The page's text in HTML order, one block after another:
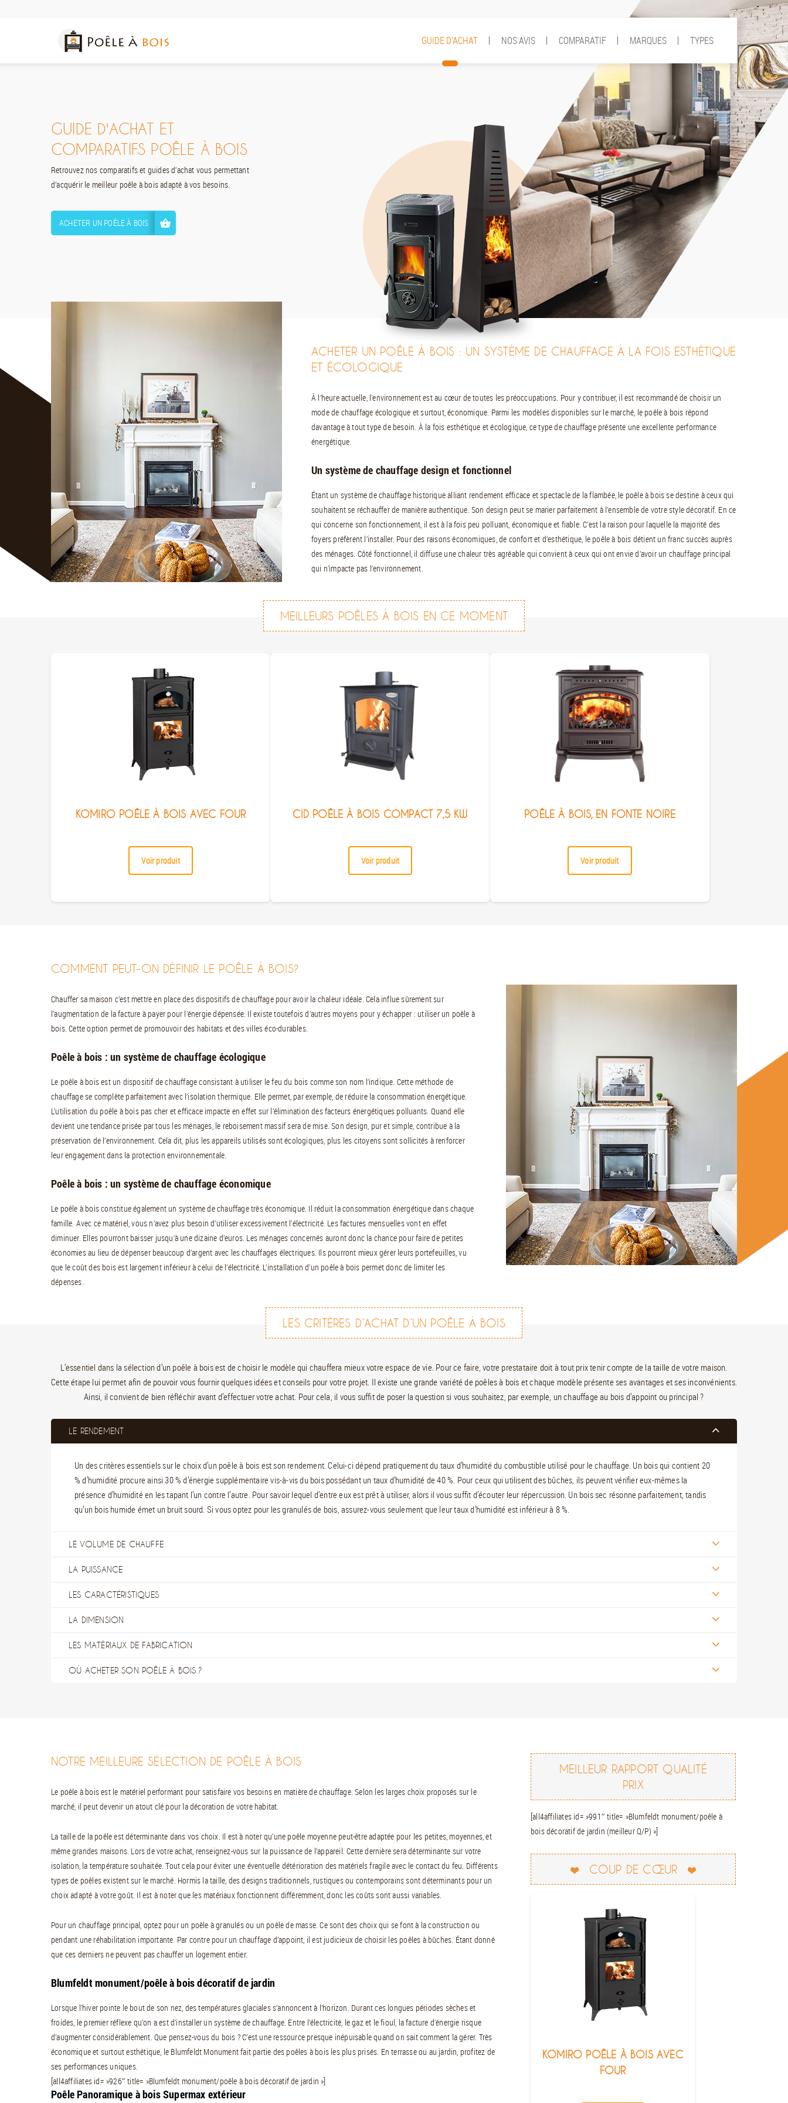
GUIDE D’ACHAT NOS AVIS COMPARATIF MARQUES TYPES
GUIDE D'ACHAT ET
COMPARATIFS POÊLE À BOIS
Retrouvez nos comparatifs et guides d’achat vous permettant
d’acquérir le meilleur poêle à bois adapté à vos besoins.
ACHETER UN POÊLE À BOIS
ACHETER UN POÊLE À BOIS : UN SYSTÈME DE CHAUFFAGE À LA FOIS ESTHÉTIQUE
ET ÉCOLOGIQUE
À l’heure actuelle, l’environnement est au cœur de toutes les préoccupations. Pour y contribuer, il est recommandé de choisir un
mode de chauffage écologique et surtout, économique. Parmi les modèles disponibles sur le marché, le poêle à bois répond
davantage à tout type de besoin. À la fois esthétique et écologique, ce type de chauffage présente une excellente performance
énergétique.
Un système de chauffage design et fonctionnel
Étant un système de chauffage historique alliant rendement efficace et spectacle de la flambée, le poêle à bois se destine à ceux qui
souhaitent se réchauffer de manière authentique. Son design peut se marier parfaitement à l’ensemble de votre style décoratif. En ce
qui concerne son fonctionnement, il est à la fois peu polluant, économique et fiable. C’est la raison pour laquelle la majorité des
foyers préfèrent l’installer. Pour des raisons économiques, de confort et d’esthétique, le poêle à bois détient un franc succès auprès
des ménages. Côté fonctionnel, il diffuse une chaleur très agréable qui convient à ceux qui ont envie d’avoir un chauffage principal
qui n’impacte pas l’environnement.
MEILLEURS POÊLES À BOIS EN CE MOMENT
KOMIRO POÊLE À BOIS AVEC FOUR
Voir produit
CID POÊLE À BOIS COMPACT 7,5 KW
Voir produit
POÊLE À BOIS, EN FONTE NOIRE
Voir produit
COMMENT PEUT-ON DÉFINIR LE POÊLE À BOIS?
Chauffer sa maison c’est mettre en place des dispositifs de chauffage pour avoir la chaleur idéale. Cela influe sûrement sur
l’augmentation de la facture à payer pour l’énergie dépensée. Il existe toutefois d’autres moyens pour y échapper : utiliser un poêle à
bois. Cette option permet de promouvoir des habitats et des villes éco-durables.
Poêle à bois : un système de chauffage écologique
Le poêle à bois est un dispositif de chauffage consistant à utiliser le feu du bois comme son nom l’indique. Cette méthode de
chauffage se complète parfaitement avec l’isolation thermique. Elle permet, par exemple, de réduire la consommation énergétique.
L’utilisation du poêle à bois pas cher et efficace impacte en effet sur l’élimination des facteurs énergétiques polluants. Quand elle
devient une tendance prisée par tous les ménages, le reboisement massif sera de mise. Son design, pur et simple, contribue à la
préservation de l’environnement. Cela dit, plus les appareils utilisés sont écologiques, plus les citoyens sont sollicités à renforcer
leur engagement dans la protection environnementale.
Poêle à bois : un système de chauffage économique
Le poêle à bois constitue également un système de chauffage très économique. Il réduit la consommation énergétique dans chaque
famille. Avec ce matériel, vous n’avez plus besoin d’utiliser excessivement l’électricité. Les factures mensuelles vont en effet
diminuer. Elles pourront baisser jusqu’à une dizaine d’euros. Les ménages concernés auront donc la chance pour faire de petites
économies au lieu de dépenser beaucoup d’argent avec les chauffages électriques. Ils pourront mieux gérer leurs portefeuilles, vu
que le coût des bois est largement inférieur à celui de l’électricité. L’installation d’un poêle à bois permet donc de limiter les
dépenses.
LES CRITÈRES D’ACHAT D’UN POÊLE À BOIS
L’essentiel dans la sélection d’un poêle à bois est de choisir le modèle qui chauffera mieux votre espace de vie. Pour ce faire, votre prestataire doit à tout prix tenir compte de la taille de votre maison.
Cette étape lui permet afin de pouvoir vous fournir quelques idées et conseils pour votre projet. Il existe une grande variété de poêles à bois et chaque modèle présente ses avantages et ses inconvénients.
Ainsi, il convient de bien réfléchir avant d’effectuer votre achat. Pour cela, il vous suffit de poser la question si vous souhaitez, par exemple, un chauffage au bois d’appoint ou principal ?
LE RENDEMENT
Un des critères essentiels sur le choix d’un poêle à bois est son rendement. Celui-ci dépend pratiquement du taux d’humidité du combustible utilisé pour le chauffage. Un bois qui contient 20
% d’humidité procure ainsi 30 % d’énergie supplémentaire vis-à-vis du bois possédant un taux d’humidité de 40 %. Pour ceux qui utilisent des bûches, ils peuvent vérifier eux-mêmes la
présence d’humidité en les tapant l’un contre l’autre. Pour savoir lequel d’entre eux est prêt à utiliser, alors il vous suffit d’écouter leur répercussion. Un bois sec résonne parfaitement, tandis
qu’un bois humide émet un bruit sourd. Si vous optez pour les granulés de bois, assurez-vous seulement que leur taux d’humidité est inférieur à 8 %.
LE VOLUME DE CHAUFFE
LA PUISSANCE
LES CARACTÉRISTIQUES
LA DIMENSION
LES MATÉRIAUX DE FABRICATION
OÙ ACHETER SON POÊLE À BOIS ?
NOTRE MEILLEURE SÉLECTION DE POÊLE À BOIS
Le poêle à bois est le matériel performant pour satisfaire vos besoins en matière de chauffage. Selon les larges choix proposés sur le
marché, il peut devenir un atout clé pour la décoration de votre habitat.
La taille de la poêle est déterminante dans vos choix. Il est à noter qu’une poêle moyenne peut-être adaptée pour les petites, moyennes, et
même grandes maisons. Lors de votre achat, renseignez-vous sur la puissance de l’appareil. Cette dernière sera déterminante sur votre
isolation, la température souhaitée. Tout cela pour éviter une éventuelle détérioration des matériels fragile avec le contact du feu. Différents
types de poêles existent sur le marché. Hormis la taille, des designs traditionnels, rustiques ou contemporains sont déterminants pour un
choix adapté à votre goût. Il est à noter que les matériaux fonctionnent différemment, donc les coûts sont aussi variables.
Pour un chauffage principal, optez pour un poêle à granulés ou un poêle de masse. Ce sont des choix qui se font à la construction ou
pendant une réhabilitation importante. Par contre pour un chauffage d’appoint, il est judicieux de choisir les poêles à bûches. Étant donné
que ces derniers ne peuvent pas chauffer un logement entier.
Blumfeldt monument/poêle à bois décoratif de jardin
Lorsque l’hiver pointe le bout de son nez, des températures glaciales s’annoncent à l’horizon. Durant ces longues périodes sèches et
froides, le premier réflexe qu’on a est d’installer un système de chauffage. Entre l’électricité, le gaz et le fioul, la facture d’énergie risque
d’augmenter considérablement. Que pensez-vous du bois ? C’est une ressource presque inépuisable quand on sait comment la gérer. Très
économique et surtout esthétique, le Blumfeldt Monument fait partie des poêles à bois les plus prisés. En terrasse ou au jardin, profitez de
ses performances uniques.
[all4affiliates id= »926″ title= »Blumfeldt monument/poêle à bois décoratif de jardin »]
Poêle Panoramique à bois Supermax extérieur
MEILLEUR RAPPORT QUALITÉ
PRIX
[all4affiliates id= »991″ title= »Blumfeldt monument/poêle à
bois décoratif de jardin (meilleur Q/P) »]
COUP DE CŒUR
KOMIRO POÊLE À BOIS AVEC
FOUR